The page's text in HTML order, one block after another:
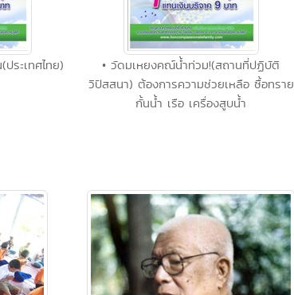
ระเทศไทย)
• วัดมเหยงคณ์น้ำท่วม!(สถานที่ปฏิบัติ
วิปัสสนา) ต้องการความช่วยเหลือ ซื้อทราย
กั้นน้ำ เรือ เครื่องสูบน้ำ